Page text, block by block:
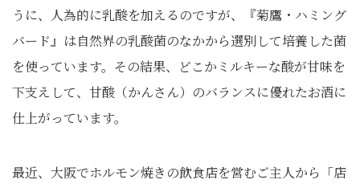
うに、人為的に乳酸を加えるのですが、『菊鷹・ハミング
バード』は自然界の乳酸菌のなかから選別して培養した菌
を使っています。その結果、どこかミルキーな酸が甘味を
下支えして、甘酸（かんさん）のバランスに優れたお酒に
仕上がっています。
最近、大阪でホルモン焼きの飲食店を営むご主人から「店